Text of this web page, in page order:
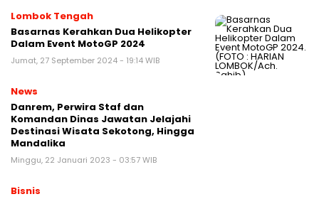
Lombok Tengah
Basarnas Kerahkan Dua Helikopter
Dalam Event MotoGP 2024
Jumat, 27 September 2024 - 19:14 WIB
News
Danrem, Perwira Staf dan
Komandan Dinas Jawatan Jelajahi
Destinasi Wisata Sekotong, Hingga
Mandalika
Minggu, 22 Januari 2023 - 03:57 WIB
Bisnis